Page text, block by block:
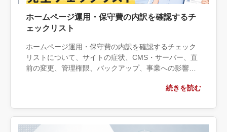
ホームページ運用・保守費の内訳を確認するチ
ェックリスト
ホームページ運用・保守費の内訳を確認するチェック
リストについて、サイトの症状、CMS・サーバー、直
前の変更、管理権限、バックアップ、事業への影響の
できる範囲と外部へ相談する条件、相談前に用意する
ます。
続きを読む